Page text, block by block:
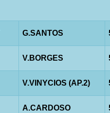
G.SANTOS
V.BORGES
V.VINYCIOS (AP.2)
A.CARDOSO